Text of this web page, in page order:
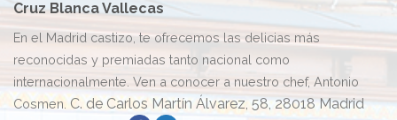
Cruz Blanca Vallecas
En el Madrid castizo, te ofrecemos las delicias más
reconocidas y premiadas tanto nacional como
internacionalmente. Ven a conocer a nuestro chef, Antonio
Cosmen. C. de Carlos Martín Álvarez, 58, 28018 Madrid